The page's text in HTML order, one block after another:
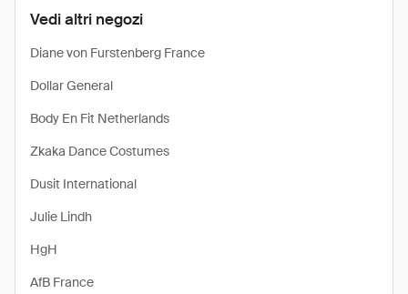
Vedi altri negozi
Diane von Furstenberg France
Dollar General
Body En Fit Netherlands
Zkaka Dance Costumes
Dusit International
Julie Lindh
HgH
AfB France